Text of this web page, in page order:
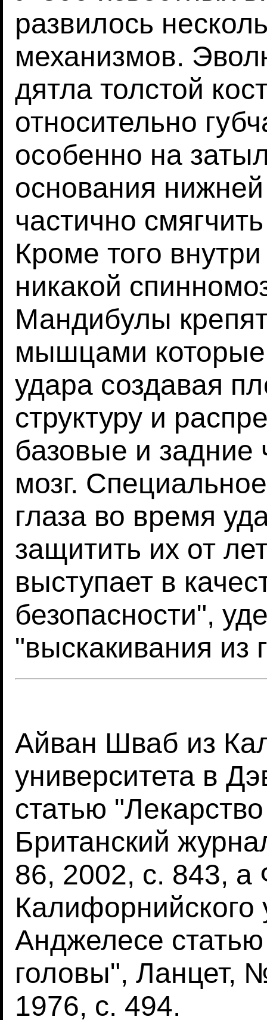
развилось
механизмов.
дятла толстой
относительно
особенно на
основания
частично
Кроме того
никакой
Мандибулы
мышцами
удара создавая
структуру и
базовые и задние
мозг.
глаза во время
защитить их от
выступает в
безопасности",
"выскакивания из
Айван Шваб из
университета в
статью
Британский
86, 2002, с. 843,
Калифорнийского
Анджелесе
головы", Ланцет,
1976, с. 494.